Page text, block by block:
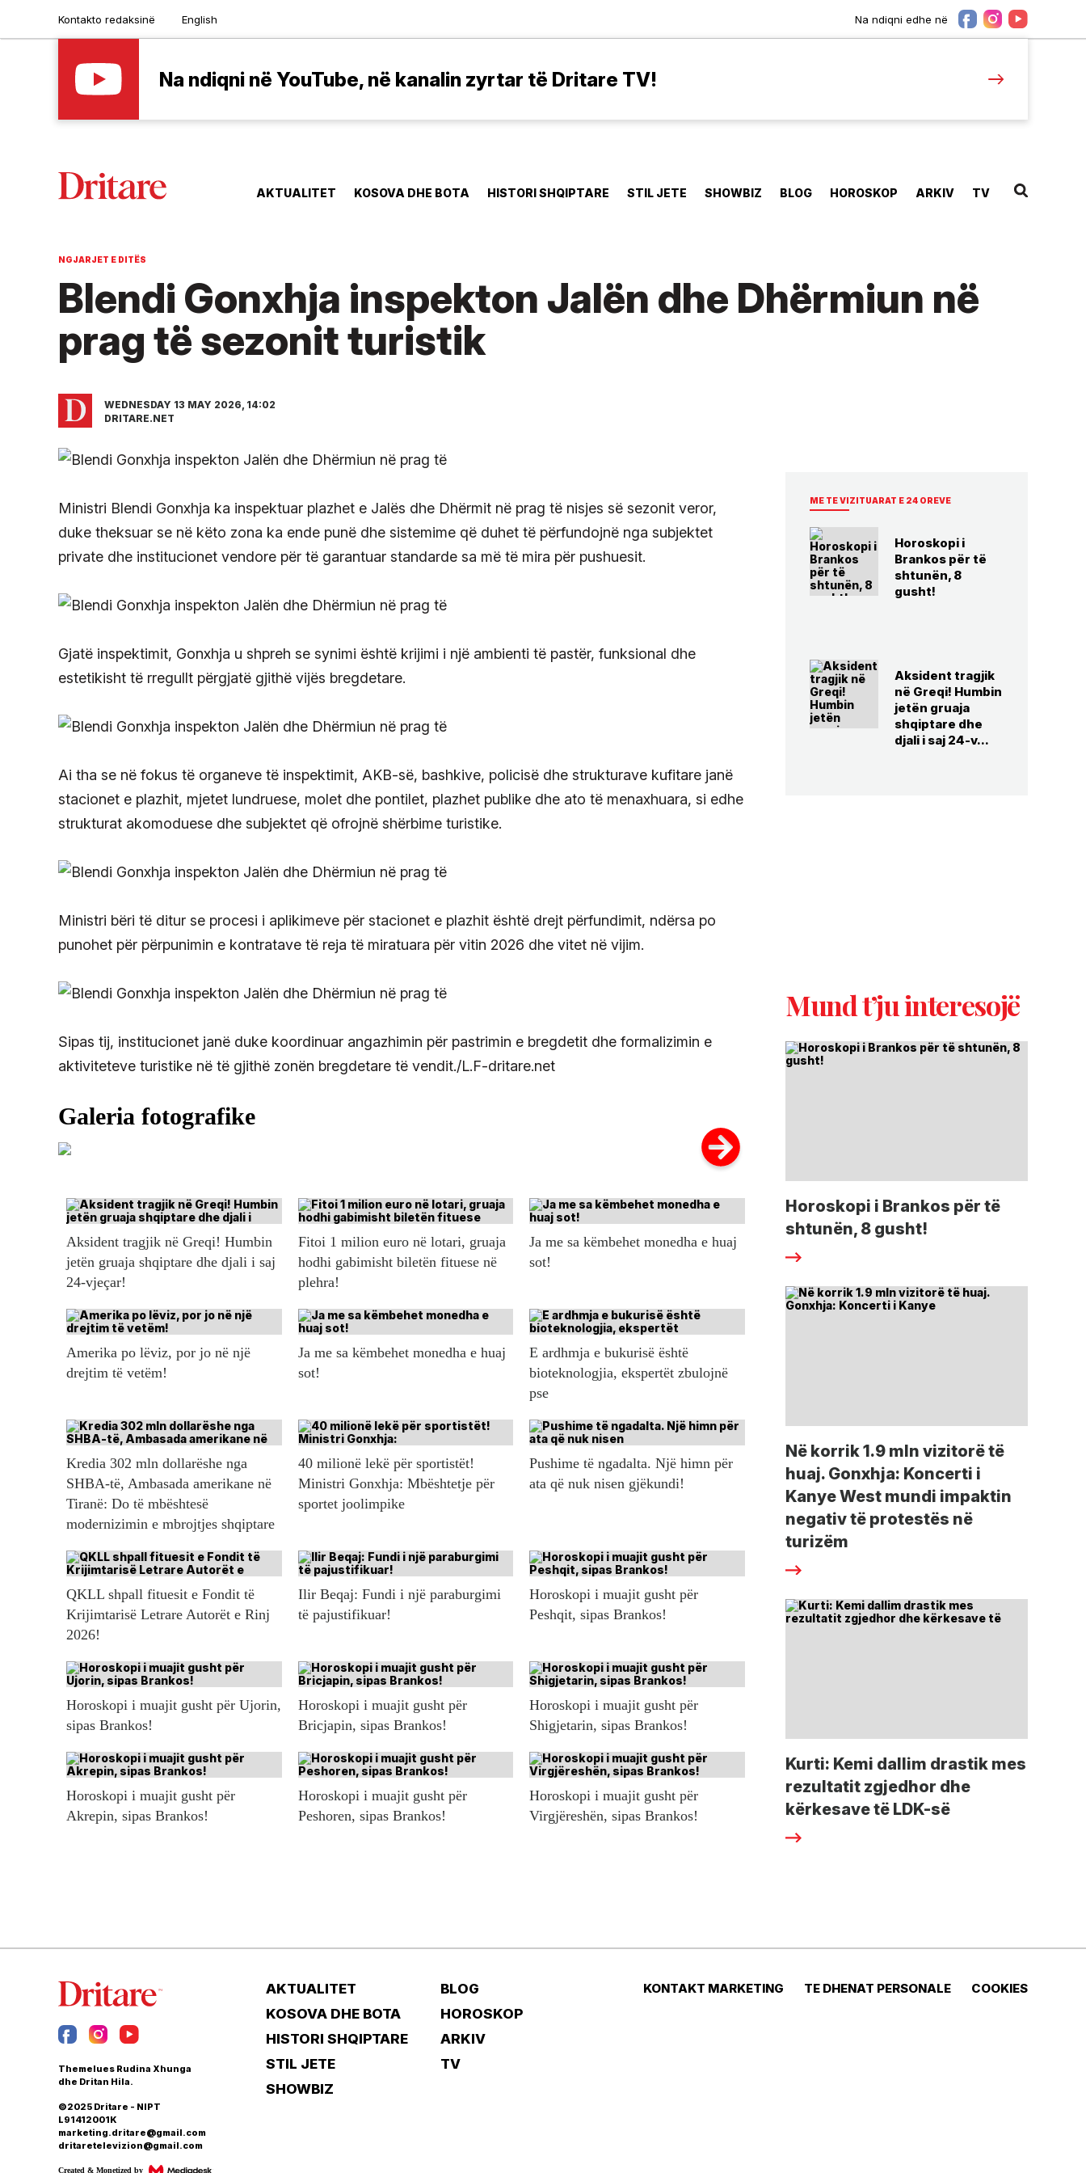
Kontakto redaksinë English Na ndiqni edhe në
Na ndiqni në YouTube, në kanalin zyrtar të Dritare TV!
AKTUALITET KOSOVA DHE BOTA HISTORI SHQIPTARE STIL JETE SHOWBIZ BLOG HOROSKOP ARKIV TV
NGJARJET E DITËS
Blendi Gonxhja inspekton Jalën dhe Dhërmiun në
prag të sezonit turistik
WEDNESDAY 13 MAY 2026, 14:02
DRITARE.NET
Ministri Blendi Gonxhja ka inspektuar plazhet e Jalës dhe Dhërmit në prag të nisjes së sezonit veror,
duke theksuar se në këto zona ka ende punë dhe sistemime që duhet të përfundojnë nga subjektet
private dhe institucionet vendore për të garantuar standarde sa më të mira për pushuesit.
Gjatë inspektimit, Gonxhja u shpreh se synimi është krijimi i një ambienti të pastër, funksional dhe
estetikisht të rregullt përgjatë gjithë vijës bregdetare.
Ai tha se në fokus të organeve të inspektimit, AKB-së, bashkive, policisë dhe strukturave kufitare janë
stacionet e plazhit, mjetet lundruese, molet dhe pontilet, plazhet publike dhe ato të menaxhuara, si edhe
strukturat akomoduese dhe subjektet që ofrojnë shërbime turistike.
Ministri bëri të ditur se procesi i aplikimeve për stacionet e plazhit është drejt përfundimit, ndërsa po
punohet për përpunimin e kontratave të reja të miratuara për vitin 2026 dhe vitet në vijim.
Sipas tij, institucionet janë duke koordinuar angazhimin për pastrimin e bregdetit dhe formalizimin e
aktiviteteve turistike në të gjithë zonën bregdetare të vendit./L.F-dritare.net
Aksident tragjik në Greqi! Humbin
jetën gruaja shqiptare dhe djali i saj
24-vjeçar!
Fitoi 1 milion euro në lotari, gruaja
hodhi gabimisht biletën fituese në
plehra!
Ja me sa këmbehet monedha e huaj
sot!
Amerika po lëviz, por jo në një
drejtim të vetëm!
Ja me sa këmbehet monedha e huaj
sot!
E ardhmja e bukurisë është
bioteknologjia, ekspertët zbulojnë
pse
Kredia 302 mln dollarëshe nga
SHBA-të, Ambasada amerikane në
Tiranë: Do të mbështesë
modernizimin e mbrojtjes shqiptare
40 milionë lekë për sportistët!
Ministri Gonxhja: Mbështetje për
sportet joolimpike
Pushime të ngadalta. Një himn për
ata që nuk nisen gjëkundi!
QKLL shpall fituesit e Fondit të
Krijimtarisë Letrare Autorët e Rinj
2026!
Ilir Beqaj: Fundi i një paraburgimi
të pajustifikuar!
Horoskopi i muajit gusht për
Peshqit, sipas Brankos!
Horoskopi i muajit gusht për Ujorin,
sipas Brankos!
Horoskopi i muajit gusht për
Bricjapin, sipas Brankos!
Horoskopi i muajit gusht për
Shigjetarin, sipas Brankos!
Horoskopi i muajit gusht për
Akrepin, sipas Brankos!
Horoskopi i muajit gusht për
Peshoren, sipas Brankos!
Horoskopi i muajit gusht për
Virgjëreshën, sipas Brankos!
ME TE VIZITUARAT E 24 OREVE
Horoskopi i
Brankos për të
shtunën, 8
gusht!
Aksident tragjik
në Greqi! Humbin
jetën gruaja
shqiptare dhe
djali i saj 24-v...
Mund t’ju interesojë
Horoskopi i Brankos për të
shtunën, 8 gusht!
Në korrik 1.9 mln vizitorë të
huaj. Gonxhja: Koncerti i
Kanye West mundi impaktin
negativ të protestës në
turizëm
Kurti: Kemi dallim drastik mes
rezultatit zgjedhor dhe
kërkesave të LDK-së
Themelues Rudina Xhunga
dhe Dritan Hila.
©2025 Dritare - NIPT
L91412001K
marketing.dritare@gmail.com
dritaretelevizion@gmail.com
Created & Monetized by
AKTUALITET
KOSOVA DHE BOTA
HISTORI SHQIPTARE
STIL JETE
SHOWBIZ
BLOG
HOROSKOP
ARKIV
TV
KONTAKT MARKETING TE DHENAT PERSONALE COOKIES